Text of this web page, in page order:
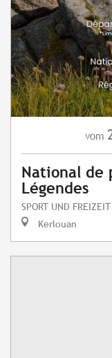
vom
National de
Légendes
SPORT UND FREIZEIT
Kerlouan